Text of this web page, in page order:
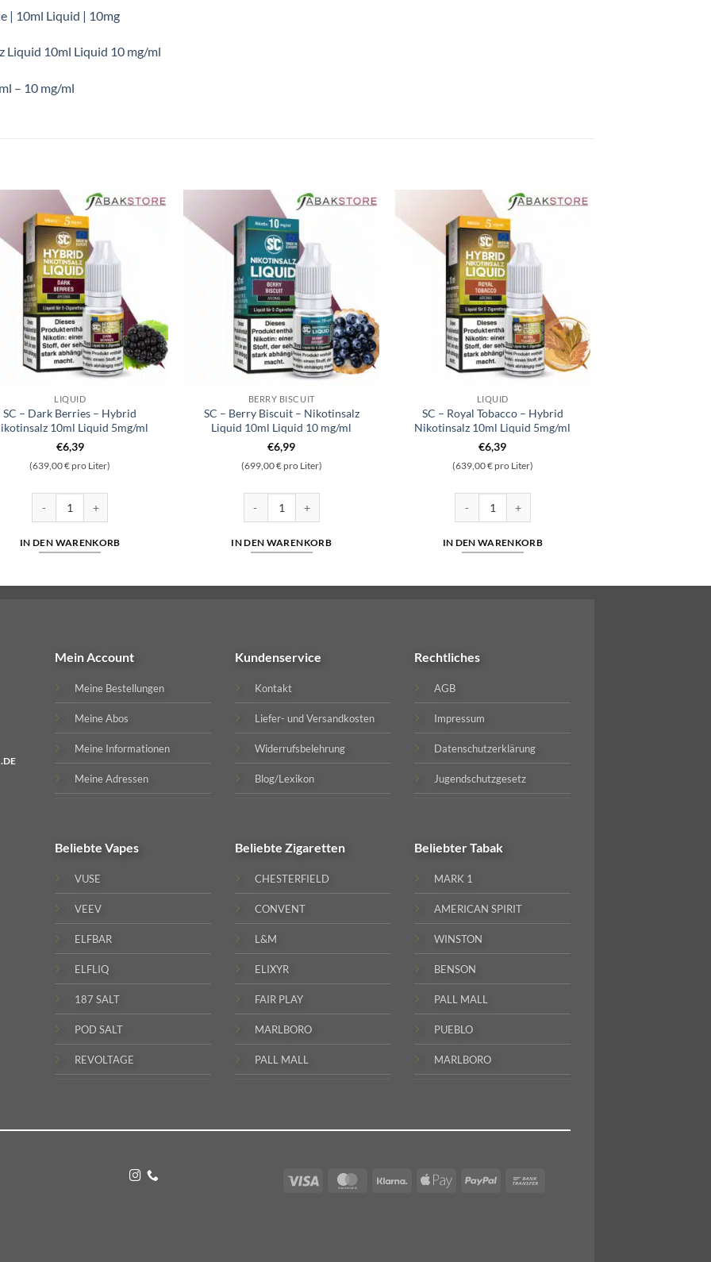
| 10ml Liquid | 10mg
Liquid 10ml Liquid 10 mg/ml
– 10 mg/ml
LIQUID
SC – Dark Berries – Hybrid
10ml Liquid 5mg/ml
€6,39
(639,00 € pro Liter)
IN DEN WARENKORB
BERRY BISCUIT
SC – Berry Biscuit – Nikotinsalz
Liquid 10ml Liquid 10 mg/ml
€6,99
(699,00 € pro Liter)
IN DEN WARENKORB
LIQUID
SC – Royal Tobacco – Hybrid
Nikotinsalz 10ml Liquid 5mg/ml
€6,39
(639,00 € pro Liter)
IN DEN WARENKORB
Mein Account
Meine Bestellungen
Meine Abos
Meine Informationen
Meine Adressen
Kundenservice
Kontakt
Liefer- und Versandkosten
Widerrufsbelehrung
Blog/Lexikon
Rechtliches
AGB
Impressum
Datenschutzerklärung
Jugendschutzgesetz
BeliebteVapes
VUSE
VEEV
ELFBAR
ELFLIQ
187 SALT
POD SALT
REVOLTAGE
Beliebte Zigaretten
CHESTERFIELD
CONVENT
L&M
ELIXYR
FAIR PLAY
MARLBORO
PALL MALL
BeliebterTabak
MARK 1
AMERICAN SPIRIT
WINSTON
BENSON
PALL MALL
PUEBLO
MARLBORO
Visa MasterCardKlarna
Apple
PayPal